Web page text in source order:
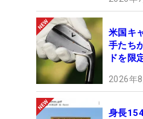
米国キ
手たち
ドを限
2026年
身長